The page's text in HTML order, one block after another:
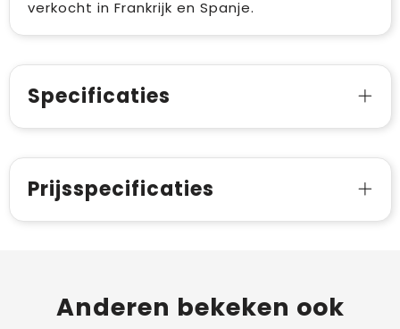
verkocht in Frankrijk en Spanje.
Specificaties
Prijsspecificaties
Anderen bekeken ook